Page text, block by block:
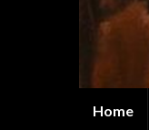
Home